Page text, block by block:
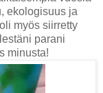
ekologisuus ja
myös siirretty
parani
minusta!